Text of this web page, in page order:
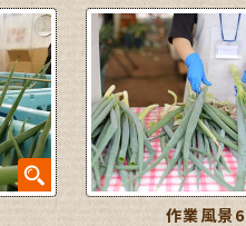
作業風景6